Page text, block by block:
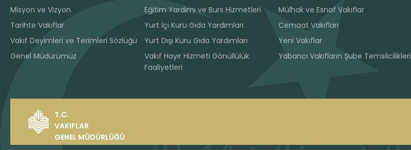
Misyon ve Vizyon
Tarihte Vakıflar
Vakıf Deyimleri ve Terimleri Sözlüğü
Genel Müdürümüz
Eğitim Yardımı ve Burs Hizmetleri
Yurt İçi Kuru Gıda Yardımları
Yurt Dışı Kuru Gıda Yardımları
Vakıf Hayır Hizmeti Gönüllülük
Faaliyetleri
Mülhak ve Esnaf Vakıflar
Cemaat Vakıfları
Yeni Vakıflar
Yabancı Vakıfların Şube Temsilcilikleri
T.C.
VAKIFLAR
GENEL MÜDÜRLÜĞÜ